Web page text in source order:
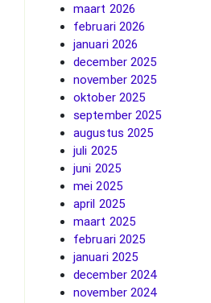
maart 2026
februari 2026
januari 2026
december 2025
november 2025
oktober 2025
september 2025
augustus 2025
juli 2025
juni 2025
mei 2025
april 2025
maart 2025
februari 2025
januari 2025
december 2024
november 2024